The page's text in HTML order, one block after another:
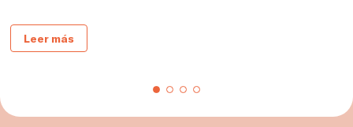
Leer más